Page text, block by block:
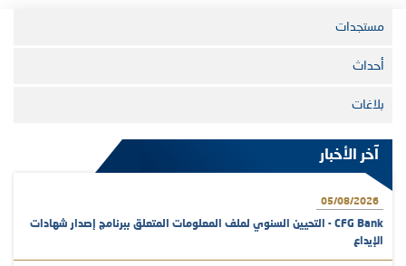
مستجدات
أحداث
بلاغات
آخر الأخبار
05/08/2026
CFG Bank - التحيين السنوي لملف المعلومات المتعلق ببرنامج إصدار شهادات
الإيداع